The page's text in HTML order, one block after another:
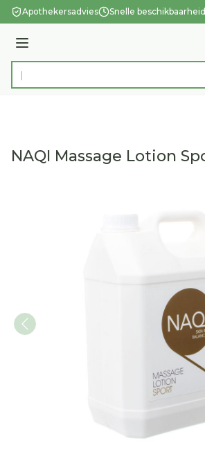
Ga naar de inhoud
Apothekersadvies Snelle beschikbaarheid
Menu
Product, merk, categorie...
NAQI Massage Lotion